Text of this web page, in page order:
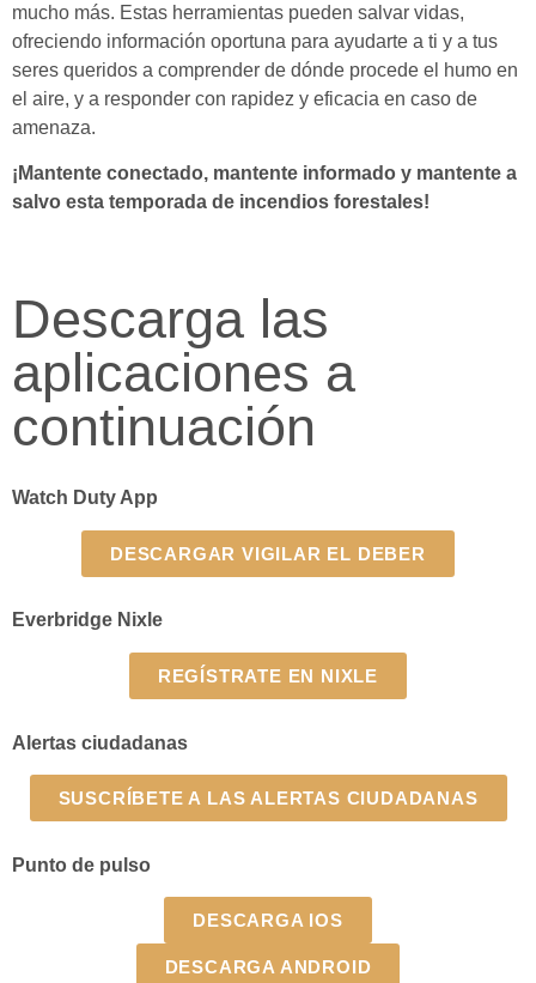
mucho más. Estas herramientas pueden salvar vidas,
ofreciendo información oportuna para ayudarte a ti y a tus
seres queridos a comprender de dónde procede el humo en
el aire, y a responder con rapidez y eficacia en caso de
amenaza.
¡Mantente conectado, mantente informado y mantente a
salvo esta temporada de incendios forestales!
Descarga las
aplicaciones a
continuación
Watch Duty App
DESCARGAR VIGILAR EL DEBER
Everbridge Nixle
REGÍSTRATE EN NIXLE
Alertas ciudadanas
SUSCRÍBETE A LAS ALERTAS CIUDADANAS
Punto de pulso
DESCARGA IOS
DESCARGA ANDROID